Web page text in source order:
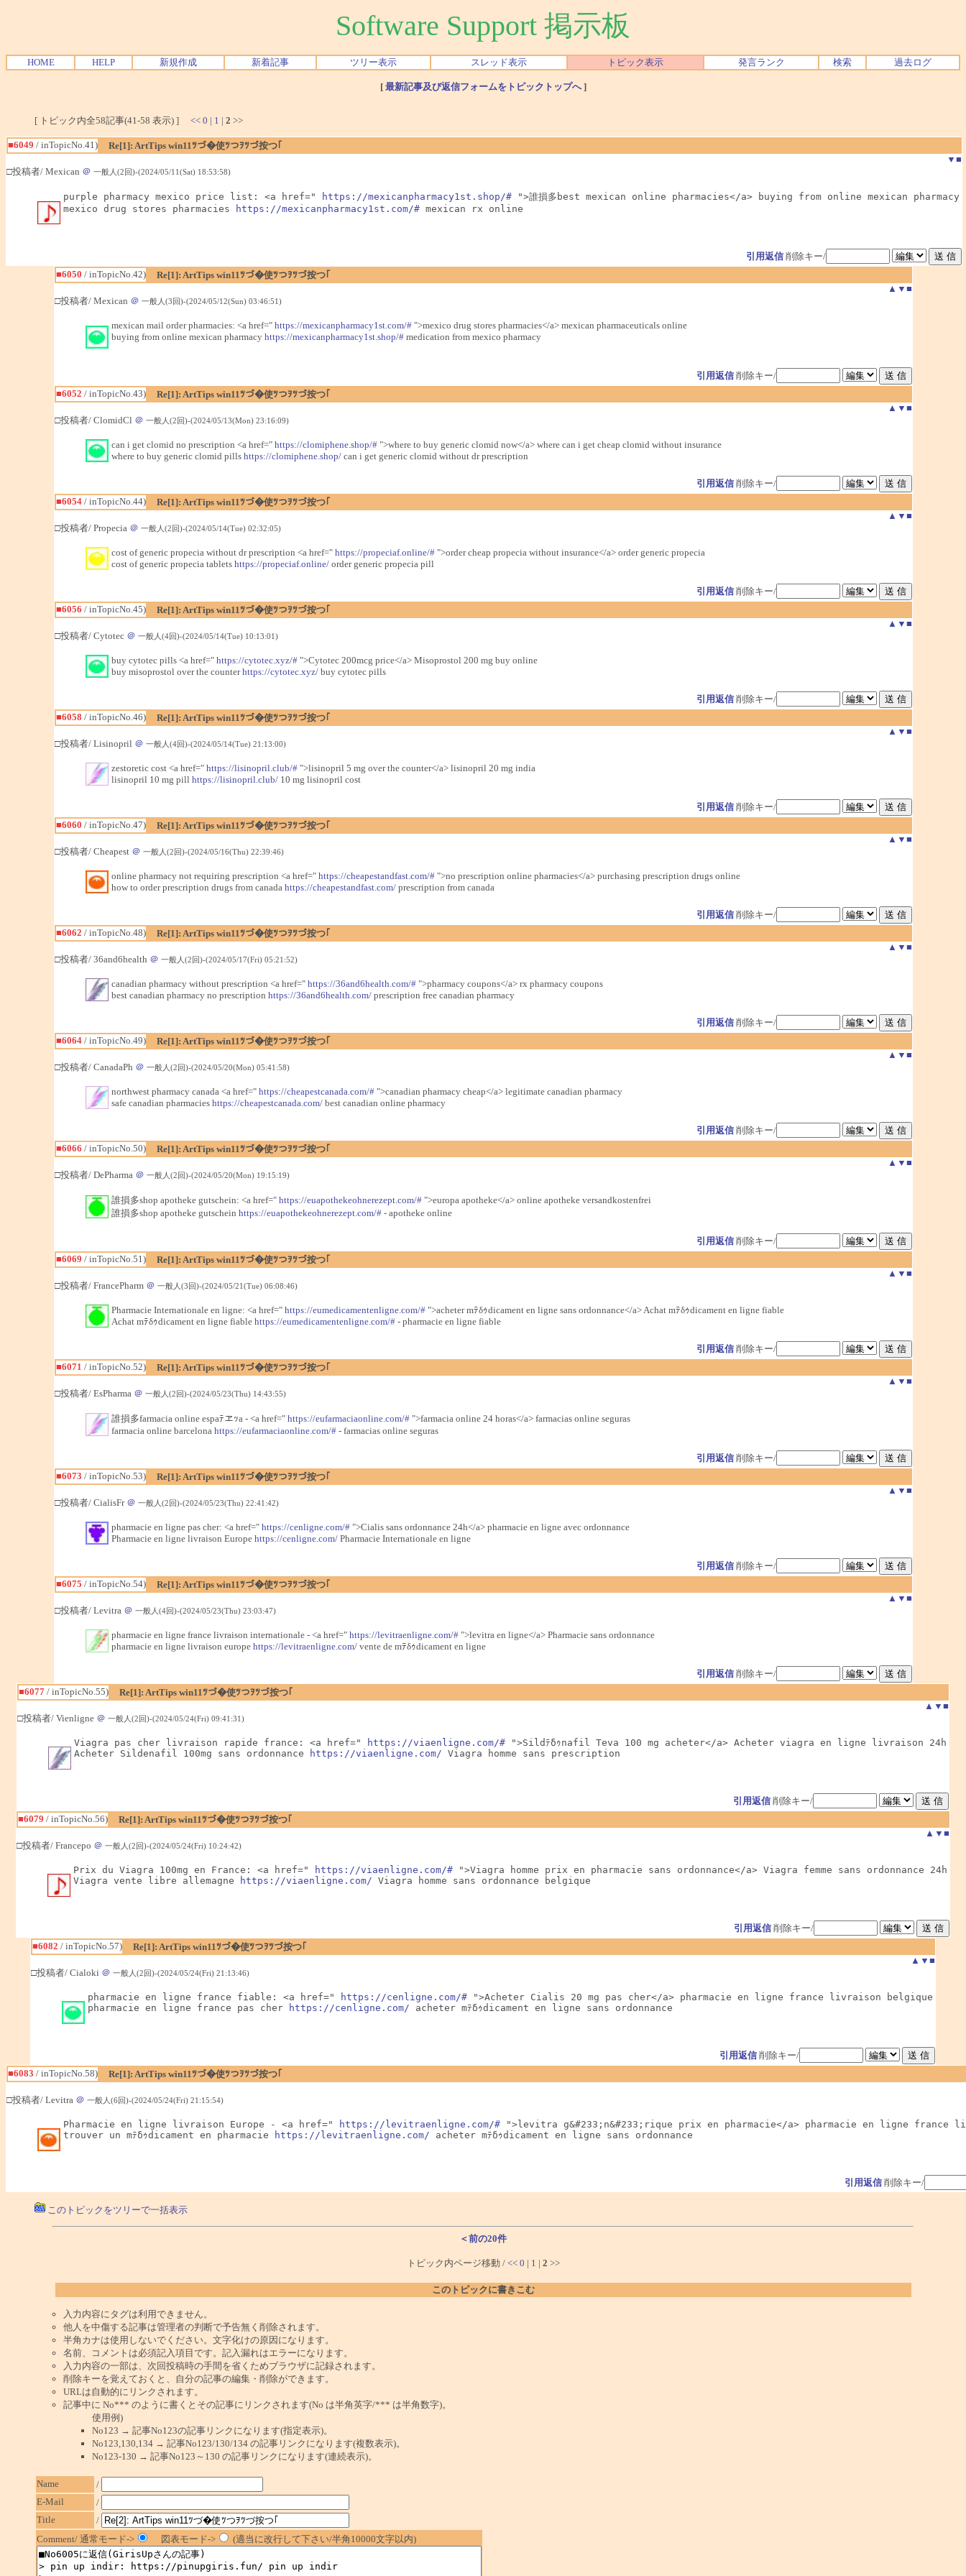
Software Support 掲示板
HOME HELP 新規作成 新着記事 ツリー表示 スレッド表示 トピック表示 発言ランク 検索 過去ログ
[ 最新記事及び返信フォームをトピックトップへ]
[ トピック内全58記事(41-58 表示) ] << 0 | 1 | 2 >>
■6049 / inTopicNo.41)
Re[1]: ArtTips win11ﾂづ�使ﾂつｦﾂづ按つ｢
▼ ■
□投稿者/ Mexican ＠ 一般人(2回)-(2024/05/11(Sat) 18:53:58)
purple pharmacy mexico price list: <a href=" https://mexicanpharmacy1st.shop/# ">誰損多best mexican online pharmacies</a> buying from online mexican pharmacy
mexico drug stores pharmacies
https://mexicanpharmacy1st.com/#
引用返信 削除キー/
■6050 / inTopicNo.42)
Re[1]: ArtTips win11ﾂづ�使ﾂつｦﾂづ按つ｢
▲ ▼ ■
□投稿者/ Mexican ＠ 一般人(3回)-(2024/05/12(Sun) 03:46:51)
mexican mail order pharmacies: <a href=" https://mexicanpharmacy1st.com/#">mexico drug stores pharmacies</a> mexican pharmaceuticals online
buying from online mexican pharmacy https://mexicanpharmacy1st.shop/#medication from mexico pharmacy
引用返信 削除キー/
■6052 / inTopicNo.43)
Re[1]: ArtTips win11ﾂづ�使ﾂつｦﾂづ按つ｢
▲ ▼ ■
□投稿者/ ClomidCl ＠ 一般人(2回)-(2024/05/13(Mon) 23:16:09)
can i get clomid no prescription <a href=" https://clomiphene.shop/#">where to buy generic clomid now</a> where can i get cheap clomid without insurance
where to buy generic clomid pills https://clomiphene.shop/can i get generic clomid without dr prescription
引用返信 削除キー/
■6054/ inTopicNo.44)
Re[1]: ArtTips win11ﾂづ�使ﾂつｦﾂづ按つ｢
▲ ▼ ■
□投稿者/ Propecia ＠ 一般人(2回)-(2024/05/14(Tue) 02:32:05)
cost of generic propecia without dr prescription <a href=" https://propeciaf.online/#">order cheap propecia without insurance</a> order generic propecia
cost of generic propecia tablets https://propeciaf.online/order generic propecia pill
引用返信 削除キー/
■6056 / inTopicNo.45)
Re[1]: ArtTips win11ﾂづ�使ﾂつｦﾂづ按つ｢
▲ ▼ ■
□投稿者/ Cytotec ＠ 一般人(4回)-(2024/05/14(Tue) 10:13:01)
buy cytotec pills <a href=" https://cytotec.xyz/#">Cytotec 200mcg price</a> Misoprostol 200 mg buy online
buy misoprostol over the counterhttps://cytotec.xyz/buy cytotec pills
引用返信 削除キー/
■6058 / inTopicNo.46)
Re[1]: ArtTips win11ﾂづ�使ﾂつｦﾂづ按つ｢
▲ ▼ ■
□投稿者/ Lisinopril ＠ 一般人(4回)-(2024/05/14(Tue) 21:13:00)
zestoretic cost <a href=" https://lisinopril.club/#">lisinopril 5 mg over the counter</a> lisinopril 20 mg india
lisinopril 10 mg pill https://lisinopril.club/10 mg lisinopril cost
引用返信 削除キー/
■6060 / inTopicNo.47)
Re[1]: ArtTips win11ﾂづ�使ﾂつｦﾂづ按つ｢
▲ ▼ ■
□投稿者/ Cheapest ＠ 一般人(2回)-(2024/05/16(Thu) 22:39:46)
online pharmacy not requiring prescription <a href=" https://cheapestandfast.com/#">no prescription online pharmacies</a> purchasing prescription drugs online
how to order prescription drugs from canada https://cheapestandfast.com/prescription from canada
引用返信 削除キー/
■6062 / inTopicNo.48)
Re[1]: ArtTips win11ﾂづ�使ﾂつｦﾂづ按つ｢
▲ ▼ ■
□投稿者/ 36and6health ＠ 一般人(2回)-(2024/05/17(Fri) 05:21:52)
canadian pharmacy without prescription <a href=" https://36and6health.com/#">pharmacy coupons</a> rx pharmacy coupons
best canadian pharmacy no prescription https://36and6health.com/prescription free canadian pharmacy
引用返信 削除キー/
■6064/ inTopicNo.49)
Re[1]: ArtTips win11ﾂづ�使ﾂつｦﾂづ按つ｢
▲ ▼ ■
□投稿者/ CanadaPh ＠ 一般人(2回)-(2024/05/20(Mon) 05:41:58)
northwest pharmacy canada <a href=" https://cheapestcanada.com/#">canadian pharmacy cheap</a> legitimate canadian pharmacy
safe canadian pharmacies https://cheapestcanada.com/best canadian online pharmacy
引用返信 削除キー/
■6066 / inTopicNo.50)
Re[1]: ArtTips win11ﾂづ�使ﾂつｦﾂづ按つ｢
▲ ▼ ■
□投稿者/ DePharma ＠ 一般人(2回)-(2024/05/20(Mon) 19:15:19)
誰損多shop apotheke gutschein: <a href=" https://euapothekeohnerezept.com/#">europa apotheke</a> online apotheke versandkostenfrei
誰損多shop apotheke gutschein https://euapothekeohnerezept.com/#- apotheke online
引用返信 削除キー/
■6069 / inTopicNo.51)
Re[1]: ArtTips win11ﾂづ�使ﾂつｦﾂづ按つ｢
▲ ▼ ■
□投稿者/ FrancePharm ＠ 一般人(3回)-(2024/05/21(Tue) 06:08:46)
Pharmacie Internationale en ligne: <a href=" https://eumedicamentenligne.com/#">acheter mﾃδｩdicament en ligne sans ordonnance</a> Achat mﾃδｩdicament en ligne fiable
Achat mﾃδｩdicament en ligne fiable https://eumedicamentenligne.com/#- pharmacie en ligne fiable
引用返信 削除キー/
■6071 / inTopicNo.52)
Re[1]: ArtTips win11ﾂづ�使ﾂつｦﾂづ按つ｢
▲ ▼ ■
□投稿者/ EsPharma ＠ 一般人(2回)-(2024/05/23(Thu) 14:43:55)
誰損多farmacia online espaﾃヱｯa - <a href=" https://eufarmaciaonline.com/#">farmacia online 24 horas</a> farmacias online seguras
farmacia online barcelona https://eufarmaciaonline.com/#- farmacias online seguras
引用返信 削除キー/
■6073 / inTopicNo.53)
Re[1]: ArtTips win11ﾂづ�使ﾂつｦﾂづ按つ｢
▲ ▼ ■
□投稿者/ CialisFr ＠ 一般人(2回)-(2024/05/23(Thu) 22:41:42)
pharmacie en ligne pas cher: <a href=" https://cenligne.com/#">Cialis sans ordonnance 24h</a> pharmacie en ligne avec ordonnance
Pharmacie en ligne livraison Europe https://cenligne.com/Pharmacie Internationale en ligne
引用返信 削除キー/
■6075 / inTopicNo.54)
Re[1]: ArtTips win11ﾂづ�使ﾂつｦﾂづ按つ｢
▲ ▼ ■
□投稿者/ Levitra ＠ 一般人(4回)-(2024/05/23(Thu) 23:03:47)
pharmacie en ligne france livraison internationale - <a href=" https://levitraenligne.com/#">levitra en ligne</a> Pharmacie sans ordonnance
pharmacie en ligne livraison europe https://levitraenligne.com/vente de mﾃδｩdicament en ligne
引用返信 削除キー/
■6077 / inTopicNo.55)
Re[1]: ArtTips win11ﾂづ�使ﾂつｦﾂづ按つ｢
▲ ▼ ■
□投稿者/ Vienligne ＠ 一般人(2回)-(2024/05/24(Fri) 09:41:31)
Viagra pas cher livraison rapide france: <a href=" https://viaenligne.com/# ">Sildﾃδｩnafil Teva 100 mg acheter</a> Acheter viagra en ligne livraison 24h
Acheter Sildenafil 100mg sans ordonnance
https://viaenligne.com/ Viagra homme sans prescription
引用返信 削除キー/
■6079 / inTopicNo.56)
Re[1]: ArtTips win11ﾂづ�使ﾂつｦﾂづ按つ｢
▲ ▼ ■
□投稿者/ Francepo ＠ 一般人(2回)-(2024/05/24(Fri) 10:24:42)
Prix du Viagra 100mg en France: <a href=" https://viaenligne.com/# ">Viagra homme prix en pharmacie sans ordonnance</a> Viagra femme sans ordonnance 24h
Viagra vente libre allemagne
https://viaenligne.com/ Viagra homme sans ordonnance belgique
引用返信 削除キー/
■6082 / inTopicNo.57)
Re[1]: ArtTips win11ﾂづ�使ﾂつｦﾂづ按つ｢
▲ ▼ ■
□投稿者/ Cialoki ＠ 一般人(2回)-(2024/05/24(Fri) 21:13:46)
pharmacie en ligne france fiable: <a href=" https://cenligne.com/# ">Acheter Cialis 20 mg pas cher</a> pharmacie en ligne france livraison belgique
pharmacie en ligne france pas cher
https://cenligne.com/ acheter mﾃδｩdicament en ligne sans ordonnance
引用返信 削除キー/
■6083 / inTopicNo.58) Re[1]: ArtTips win11ﾂづ�使ﾂつｦﾂづ按つ｢
□投稿者/ Levitra ＠ 一般人(6回)-(2024/05/24(Fri) 21:15:54)
Pharmacie en ligne livraison Europe - <a href=" https://levitraenligne.com/# ">levitra g&#233;n&#233;rique prix en pharmacie</a> pharmacie en ligne france
trouver un mﾃδｩdicament en pharmacie
https://levitraenligne.com/ acheter mﾃδｩdicament en ligne sans ordonnance
引用返信 削除キー/
このトピックをツリーで一括表示
＜前の20件
トピック内ページ移動 / << 0 | 1 | 2 >>
このトピックに書きこむ
入力内容にタグは利用できません。
他人を中傷する記事は管理者の判断で予告無く削除されます。
半角カナは使用しないでください。文字化けの原因になります。
名前、コメントは必須記入項目です。記入漏れはエラーになります。
入力内容の一部は、次回投稿時の手間を省くためブラウザに記録されます。
削除キーを覚えておくと、自分の記事の編集・削除ができます。
URLは自動的にリンクされます。
記事中に No*** のように書くとその記事にリンクされます(No は半角英字/*** は半角数字)。
使用例)
No123 → 記事No123の記事リンクになります(指定表示)。
No123,130,134 → 記事No123/130/134 の記事リンクになります(複数表示)。
No123-130 → 記事No123～130 の記事リンクになります(連続表示)。
Name
/
E-Mail
/
Title
/
Comment/ 通常モード->
図表モード-> (適当に改行して下さい/半角10000文字以内)